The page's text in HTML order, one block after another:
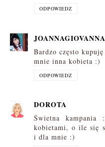
ODPOWIEDZ
JOANNAGIOVANNA
Bardzo często
mnie inna kobieta :)
ODPOWIEDZ
DOROTA
Świetna
kobietami, o ile się
i dla mnie :)